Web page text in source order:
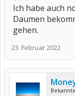
Ich habe auch
Daumen
gehen.
23. Februar 2022